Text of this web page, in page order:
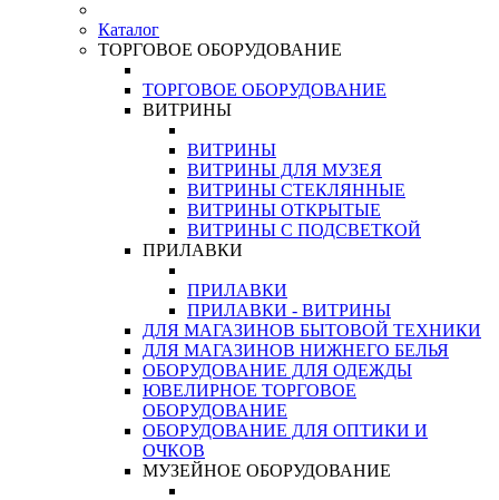
Каталог
ТОРГОВОЕ ОБОРУДОВАНИЕ
ТОРГОВОЕ ОБОРУДОВАНИЕ
ВИТРИНЫ
ВИТРИНЫ
ВИТРИНЫ ДЛЯ МУЗЕЯ
ВИТРИНЫ СТЕКЛЯННЫЕ
ВИТРИНЫ ОТКРЫТЫЕ
ВИТРИНЫ С ПОДСВЕТКОЙ
ПРИЛАВКИ
ПРИЛАВКИ
ПРИЛАВКИ - ВИТРИНЫ
ДЛЯ МАГАЗИНОВ БЫТОВОЙ ТЕХНИКИ
ДЛЯ МАГАЗИНОВ НИЖНЕГО БЕЛЬЯ
ОБОРУДОВАНИЕ ДЛЯ ОДЕЖДЫ
ЮВЕЛИРНОЕ ТОРГОВОЕ
ОБОРУДОВАНИЕ
ОБОРУДОВАНИЕ ДЛЯ ОПТИКИ И
ОЧКОВ
МУЗЕЙНОЕ ОБОРУДОВАНИЕ